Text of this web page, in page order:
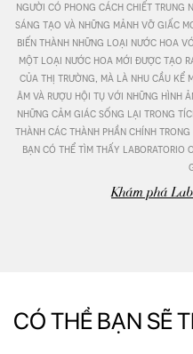
người có phong cách chiết trung
sáng tạo và những mảnh vỡ giấc
biến thành những loại nước hoa
một loại nước hoa mới được tạo
của thị trường, mà là nhu cầu kể
âm và rượu hội tụ với những hình
những cảm giác sống lại trong
thành các thành phần chính
bạn có thể tìm thấy laboratorio
Khám phá
CÓ THỂ BẠN SẼ